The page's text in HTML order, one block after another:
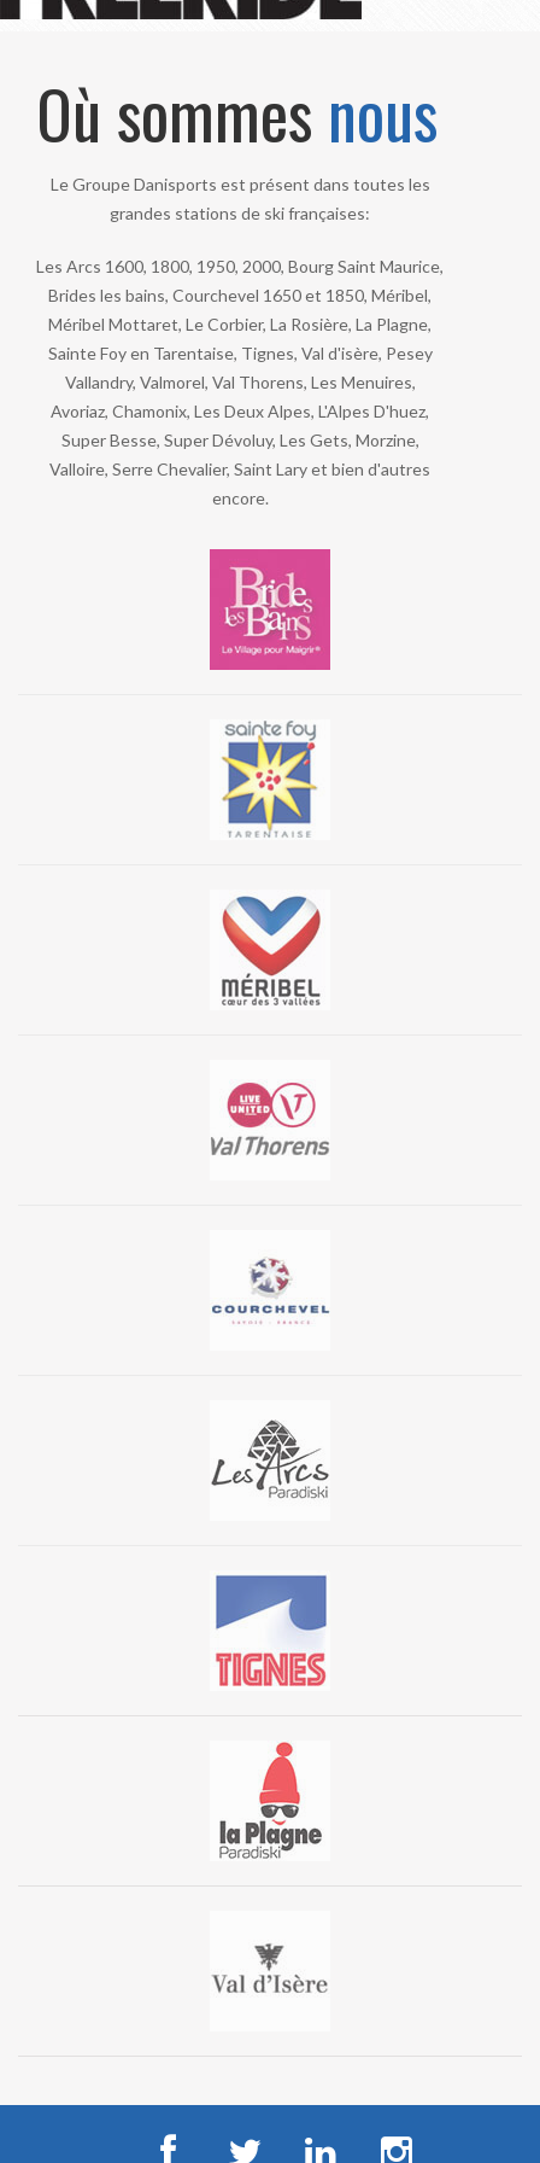
Où sommes nous
Le Groupe Danisports est présent dans toutes les
grandes stations de ski françaises:
Les Arcs 1600, 1800, 1950, 2000, Bourg Saint Maurice,
Brides les bains, Courchevel 1650 et 1850, Méribel,
Méribel Mottaret, Le Corbier, La Rosière, La Plagne,
Sainte Foy en Tarentaise, Tignes, Val d'isère, Pesey
Vallandry, Valmorel, Val Thorens, Les Menuires,
Avoriaz, Chamonix, Les Deux Alpes, L'Alpes D'huez,
Super Besse, Super Dévoluy, Les Gets, Morzine,
Valloire, Serre Chevalier, Saint Lary et bien d'autres
encore.